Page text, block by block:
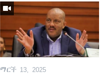
ማርች 13, 2025